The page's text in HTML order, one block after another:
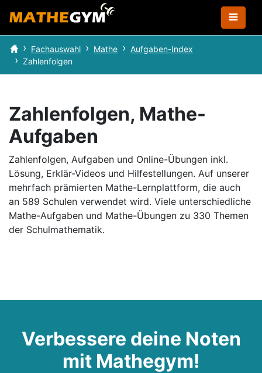
Fachauswahl Mathe
Aufgaben-Index
Zahlenfolgen
Zahlenfolgen, Mathe-
Aufgaben
Zahlenfolgen, Aufgaben und Online-Übungen inkl.
Lösung, Erklär-Videos und Hilfestellungen. Auf unserer
mehrfach prämierten Mathe-Lernplattform, die auch
an 589 Schulen verwendet wird. Viele unterschiedliche
Mathe-Aufgaben und Mathe-Übungen zu 330 Themen
der Schulmathematik.
Verbessere deine Noten
mit Mathegym!